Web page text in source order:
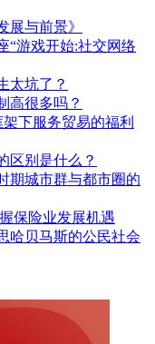
展与前景》
“游戏开始:社交网络
太坑了？
高很多吗？
下服务贸易的福利
区别是什么？
期城市群与都市圈的
保险业发展机遇
哈贝马斯的公民社会